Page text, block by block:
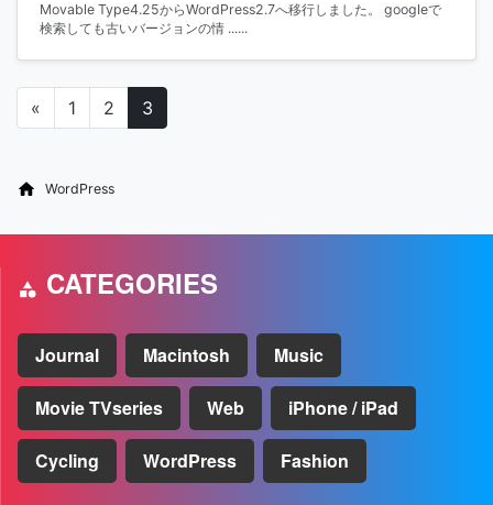
Movable Type4.25からWordPress2.7へ移行しました。 googleで
検索しても古いバージョンの情 ......
« 1 2 3
WordPress
CATEGORIES
Journal Macintosh Music
Movie TVseries Web iPhone / iPad
Cycling WordPress Fashion